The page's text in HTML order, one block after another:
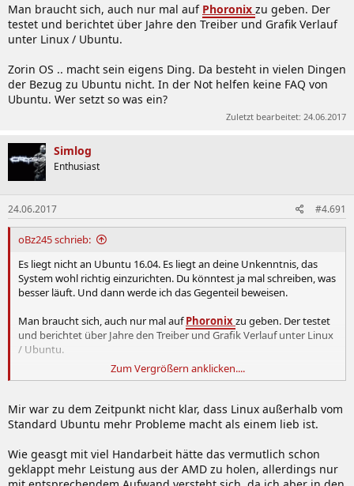
Man braucht sich, auch nur mal auf Phoronix zu geben. Der
testet und berichtet über Jahre den Treiber und Grafik Verlauf
unter Linux / Ubuntu.
Zorin OS .. macht sein eigens Ding. Da besteht in vielen Dingen
der Bezug zu Ubuntu nicht. In der Not helfen keine FAQ von
Ubuntu. Wer setzt so was ein?
Zuletzt bearbeitet: 24.06.2017
Simlog
Enthusiast
24.06.2017 #4.691
oBz245 schrieb:
Es liegt nicht an Ubuntu 16.04. Es liegt an deine Unkenntnis, das
System wohl richtig einzurichten. Du könntest ja mal schreiben, was
besser läuft. Und dann werde ich das Gegenteil beweisen.
Man braucht sich, auch nur mal aufPhoronixzu geben. Der testet
und berichtet über Jahre den Treiber und Grafik Verlauf unter Linux
/ Ubuntu.
Zorin OS .. macht sein eigens Ding. Da besteht in vielen Dingen der
Wer setzt so was ein?
Zum Vergrößern anklicken....
Mir war zu dem Zeitpunkt nicht klar, dass Linux außerhalb vom
Standard Ubuntu mehr Probleme macht als einem lieb ist.
Wie geasgt mit viel Handarbeit hätte das vermutlich schon
geklappt mehr Leistung aus der AMD zu holen, allerdings nur